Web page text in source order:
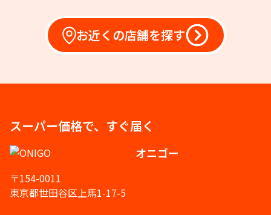
お近くの店舗を探す
スーパー価格で、すぐ届く
オニゴー
〒154-0011
東京都世田谷区上馬1-17-5